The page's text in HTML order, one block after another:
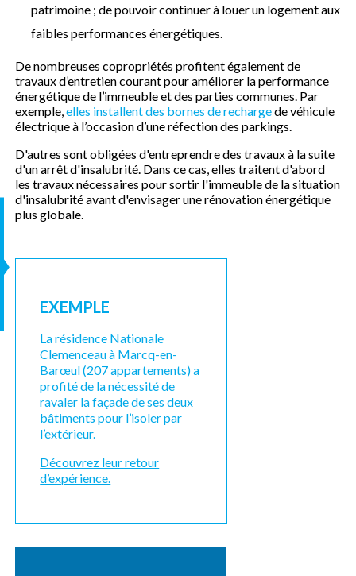
patrimoine ; de pouvoir continuer à louer un logement aux
faibles performances énergétiques.
De nombreuses copropriétés profitent également de
travaux d’entretien courant pour améliorer la performance
énergétique de l’immeuble et des parties communes. Par
exemple,elles installent des bornes de rechargede véhicule
électrique à l’occasion d’une réfection des parkings.
D'autres sont obligées d'entreprendre des travaux à la suite
d'un arrêt d'insalubrité. Dans ce cas, elles traitent d'abord
les travaux nécessaires pour sortir l'immeuble de la situation
d'insalubrité avant d'envisager une rénovation énergétique
plus globale.
EXEMPLE
La résidence Nationale
Clemenceau à Marcq-en-
Barœul (207 appartements) a
profité de la nécessité de
ravaler la façade de ses deux
bâtiments pour l’isoler par
l’extérieur.
Découvrez leur retour
d’expérience.